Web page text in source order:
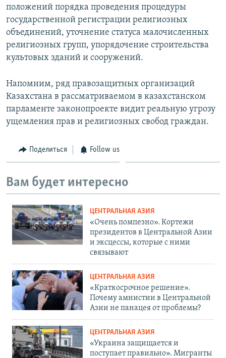
положений порядка проведения процедуры
государственной регистрации религиозных
объединений, уточнение статуса малочисленных
религиозных групп, упорядочение строительства
культовых зданий и сооружений.
Напомним, ряд правозащитных организаций
Казахстана в рассматриваемом в казахстанском
парламенте законопроекте видит реальную угрозу
ущемления прав и религиозных свобод граждан.
Поделиться Follow us
Вам будет интересно
ЦЕНТРАЛЬНАЯ АЗИЯ
«Очень помпезно». Кортежи
президентов в Центральной Азии
и эксцессы, которые с ними
связывают
ЦЕНТРАЛЬНАЯ АЗИЯ
«Краткосрочное решение».
Почему амнистии в Центральной
Азии не панацея от проблемы?
ЦЕНТРАЛЬНАЯ АЗИЯ
«Украина защищается и
поступает правильно». Мигранты